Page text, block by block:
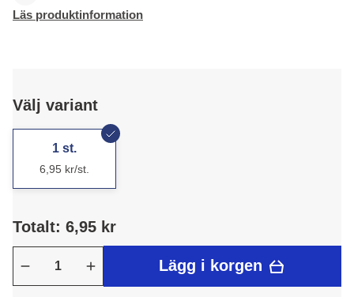
Läs produktinformation
Välj variant
1 st.
6,95 kr/st.
Totalt: 6,95 kr
Lägg i korgen